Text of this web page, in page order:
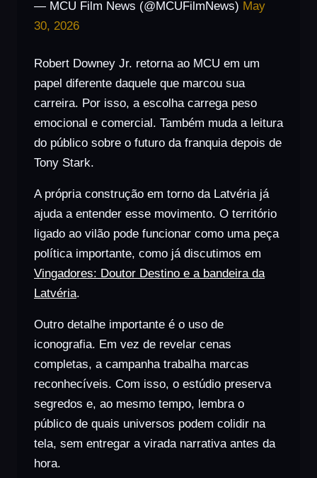
— MCU Film News (@MCUFilmNews) May
30, 2026
Robert Downey Jr. retorna ao MCU em um
papel diferente daquele que marcou sua
carreira. Por isso, a escolha carrega peso
emocional e comercial. Também muda a leitura
do público sobre o futuro da franquia depois de
Tony Stark.
A própria construção em torno da Latvéria já
ajuda a entender esse movimento. O território
ligado ao vilão pode funcionar como uma peça
política importante, como já discutimos em
Vingadores: Doutor Destino e a bandeira da
Latvéria.
Outro detalhe importante é o uso de
iconografia. Em vez de revelar cenas
completas, a campanha trabalha marcas
reconhecíveis. Com isso, o estúdio preserva
segredos e, ao mesmo tempo, lembra o
público de quais universos podem colidir na
tela, sem entregar a virada narrativa antes da
hora.